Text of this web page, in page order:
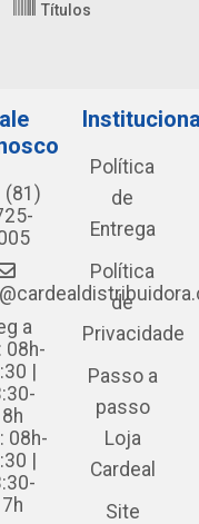
Títulos
(81)
a
08h-
|
08h-
|
Política
de
Entrega
Política
de
Privacidade
Passo a
passo
Loja
Cardeal
Site